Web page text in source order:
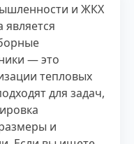
и ЖКХ
— это
тепловых
для задач,
и